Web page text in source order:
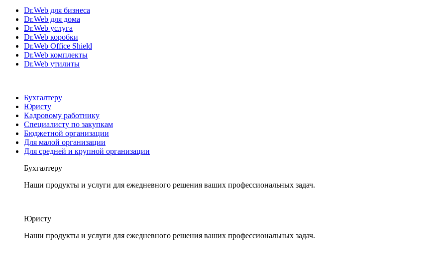
Dr.Web для бизнеса
Dr.Web для дома
Dr.Web услуга
Dr.Web коробки
Dr.Web Office Shield
Dr.Web комплекты
Dr.Web утилиты
Бухгалтеру
Юристу
Кадровому работнику
Специалисту по закупкам
Бюджетной организации
Для малой организации
Для средней и крупной организации
Бухгалтеру
Наши продукты и услуги для ежедневного решения ваших профессиональных задач.
Юристу
Наши продукты и услуги для ежедневного решения ваших профессиональных задач.